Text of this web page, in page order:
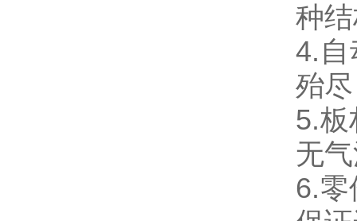
种
4.自
殆
5.板
无
6.